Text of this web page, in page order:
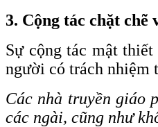
3. Cộng tác chặt chẽ
Sự cộng tác mật
người có trách nhiệm
Các nhà truyền giáo
các ngài, cũng như